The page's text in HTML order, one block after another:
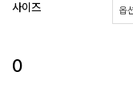
사이즈
0